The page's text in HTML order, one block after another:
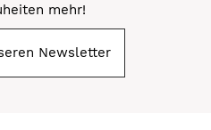
mehr!
Newsletter